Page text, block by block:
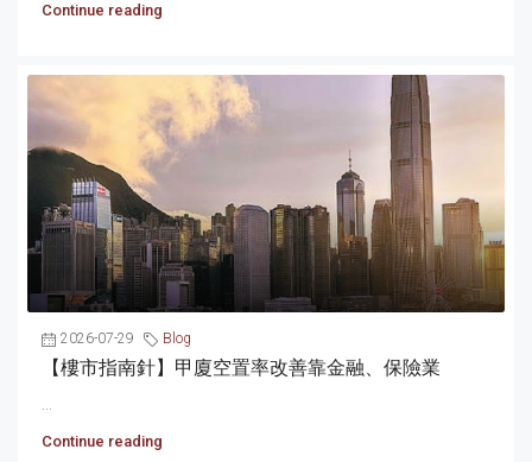
Continue reading
2026-07-29 Blog
【樓市指南針】甲廈空置率改善靠金融、保險業
...
Continue reading